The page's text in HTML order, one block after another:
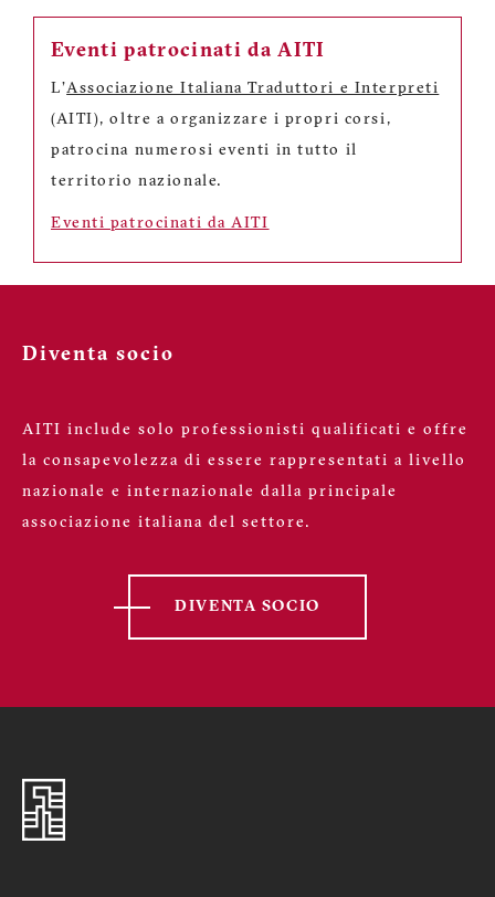
Eventi patrocinati da AITI
L'Associazione Italiana Traduttori e Interpreti
(AITI), oltre a organizzare i propri corsi,
patrocina numerosi eventi in tutto il
territorio nazionale.
Eventi patrocinati da AITI
Diventa socio
AITI include solo professionisti qualificati e offre
la consapevolezza di essere rappresentati a livello
nazionale e internazionale dalla principale
associazione italiana del settore.
DIVENTA SOCIO